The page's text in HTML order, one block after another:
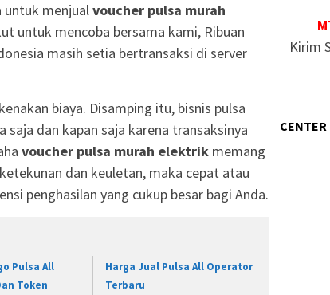
untuk menjualvoucher pulsa murah
untuk mencoba bersama kami, Ribuan
masih setia bertransaksi di server
biaya. Disamping itu, bisnis pulsa
dan kapan saja karena transaksinya
voucher pulsa murah elektrik memang
dan keuletan, maka cepat atau
penghasilan yang cukup besar bagi Anda.
Pulsa All
Token
Harga Jual Pulsa All Operator
Terbaru
Kirim